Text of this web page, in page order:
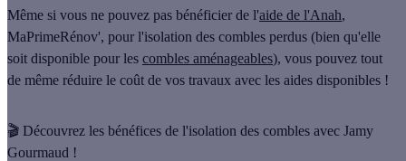
Même si vous ne pouvez pas bénéficier de l'aide de l'Anah,
MaPrimeRénov', pour l'isolation des combles perdus (bien qu'elle
soit disponible pour les combles aménageables), vous pouvez tout
de même réduire le coût de vos travaux avec les aides disponibles !
🎬 Découvrez les bénéfices de l'isolation des combles avec Jamy
Gourmaud !